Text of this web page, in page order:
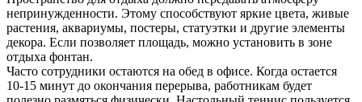
непринужденности. Этому способствуют яркие цвета, живые
растения, аквариумы, постеры, статуэтки и другие элементы
декора. Если позволяет площадь, можно установить в зоне
отдыха фонтан.
Часто сотрудники остаются на обед в офисе. Когда остается
10-15 минут до окончания перерыва, работникам будет